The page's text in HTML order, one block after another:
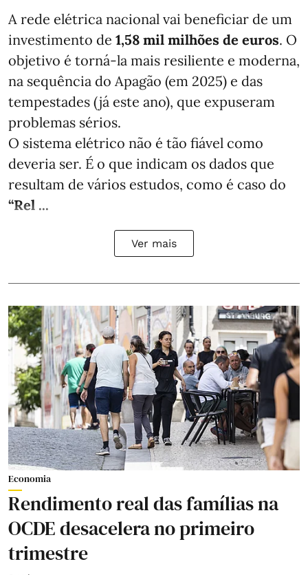
A rede elétrica nacional vai beneficiar de um
investimento de 1,58 mil milhões de euros. O
objetivo é torná-la mais resiliente e moderna,
na sequência do Apagão (em 2025) e das
tempestades (já este ano), que expuseram
problemas sérios.
O sistema elétrico não é tão fiável como
deveria ser. É o que indicam os dados que
resultam de vários estudos, como é caso do
“Rel ...
Ver mais
Economia
Rendimento real das famílias na
OCDE desacelera no primeiro
trimestre